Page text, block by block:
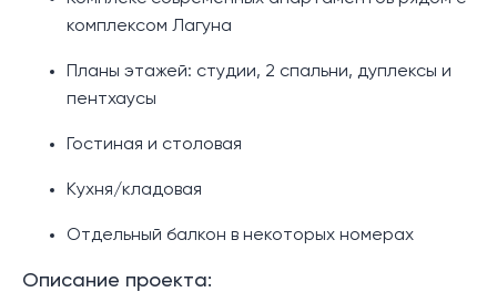
комплексом Лагуна
Планы этажей: студии, 2 спальни, дуплексы и
пентхаусы
Гостиная и столовая
Кухня/кладовая
Отдельный балкон в некоторых номерах
Описание проекта: